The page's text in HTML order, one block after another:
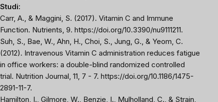
Studi:
Carr, A., & Maggini, S. (2017). Vitamin C and Immune
Function. Nutrients, 9. https://doi.org/10.3390/nu9111211.
Suh, S., Bae, W., Ahn, H., Choi, S., Jung, G., & Yeom, C.
(2012). Intravenous Vitamin C administration reduces fatigue
in office workers: a double-blind randomized controlled
trial. Nutrition Journal, 11, 7 - 7. https://doi.org/10.1186/1475-
2891-11-7.
Hamilton, I., Gilmore, W., Benzie, I., Mulholland, C., & Strain,